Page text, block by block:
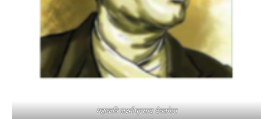
महाकवि लक्ष्मीप्रसाद देवकोटा